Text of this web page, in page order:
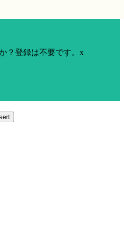
？登録は不要です。 x